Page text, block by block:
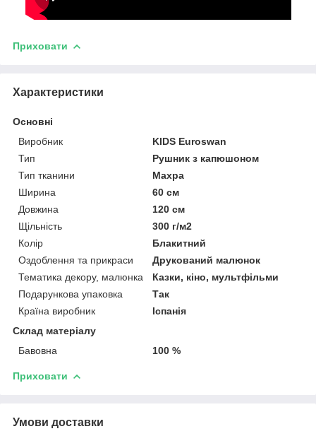
Приховати
Характеристики
Основні
Виробник
KIDS Euroswan
Тип
Рушник з капюшоном
Тип тканини
Махра
Ширина
60 см
Довжина
120 см
Щільність
300 г/м2
Колір
Блакитний
Оздоблення та прикраси
Друкований малюнок
Тематика декору, малюнка
Казки, кіно, мультфільми
Подарункова упаковка
Так
Країна виробник
Іспанія
Склад матеріалу
Бавовна
100 %
Приховати
Умови доставки